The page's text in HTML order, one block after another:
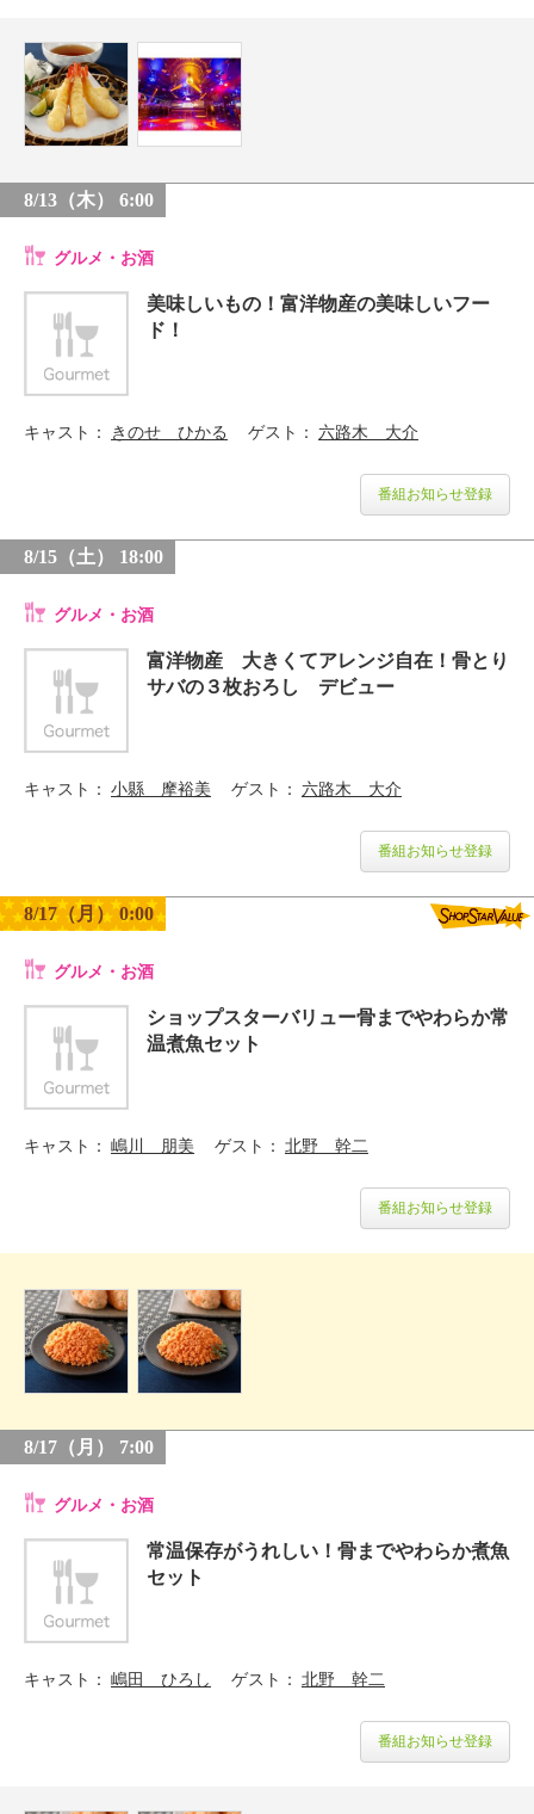
8/13（木） 6:00
グルメ・お酒
美味しいもの！富洋物産の美味しいフー
ド！
キャスト きのせ ひかる ゲスト 六路木 大介
番組お知らせ登録
8/15（土） 18:00
グルメ・お酒
富洋物産 大きくてアレンジ自在！骨とり
サバの３枚おろし デビュー
キャスト 小縣 摩裕美 ゲスト 六路木 大介
番組お知らせ登録
8/17（月） 0:00
グルメ・お酒
ショップスターバリュー骨までやわらか常
温煮魚セット
キャスト 嶋川 朋美 ゲスト 北野 幹二
番組お知らせ登録
8/17（月） 7:00
グルメ・お酒
常温保存がうれしい！骨までやわらか煮魚
セット
キャスト 嶋田 ひろし ゲスト 北野 幹二
番組お知らせ登録